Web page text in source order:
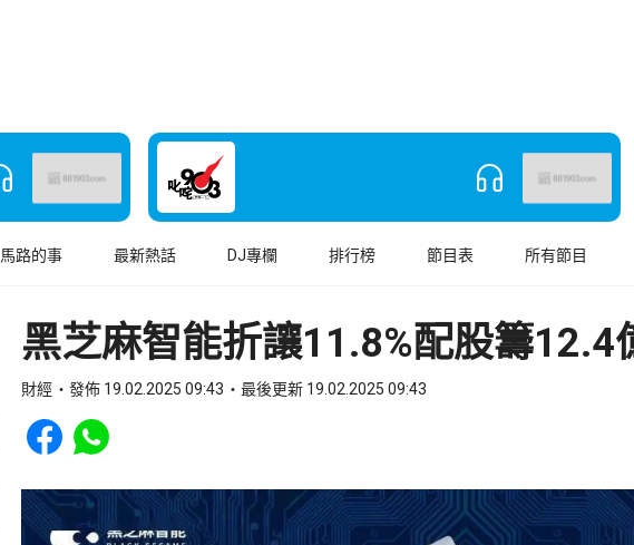
馬路的事 最新熱話 DJ專欄 排行榜 節目表 所有節目
黑芝麻智能折讓11.8%配股籌12.4
財經 發佈 19.02.2025 09:43 最後更新 19.02.2025 09:43
Share to Facebook
Share to WhatsApp